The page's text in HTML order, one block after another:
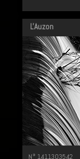
L'Auzon
N° 1411303542